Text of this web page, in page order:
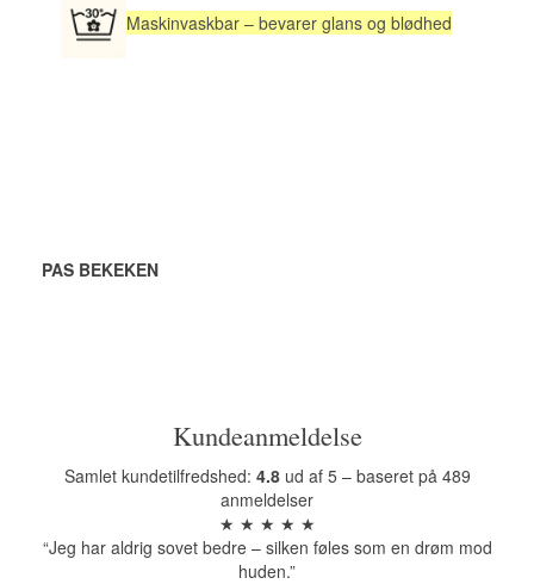
Maskinvaskbar – bevarer glans og blødhed
PAS BEKEKEN
Kundeanmeldelse
Samlet kundetilfredshed: 4.8ud af 5 – baseret på 489
anmeldelser
★ ★ ★ ★ ★
“Jeg har aldrig sovet bedre – silken føles som en drøm mod
huden.”